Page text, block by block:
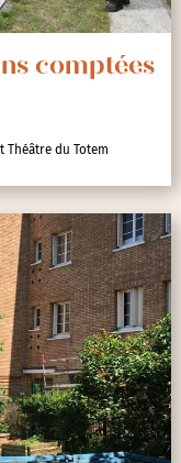
comptées
Théâtre du Totem